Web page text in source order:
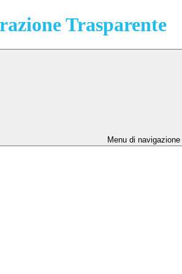
Trasparente
Menu di navigazione